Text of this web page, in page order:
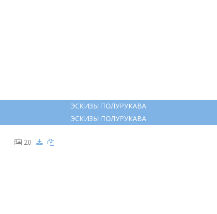
ЭСКИЗЫ ПОЛУРУКАВА
ЭСКИЗЫ ПОЛУРУКАВА
20